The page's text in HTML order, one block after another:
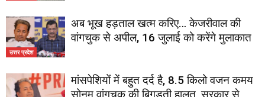
उत्तर प्रदेश
अब भूख हड़ताल खत्म करिए… केजरीवाल की
वांगचुक से अपील, 16 जुलाई को करेंगे मुलाकात
मांसपेशियों में बहुत दर्द है, 8.5 किलो वजन कमय